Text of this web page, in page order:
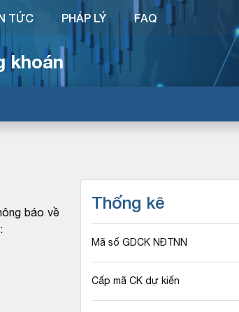
khoán
TỨC PHÁP LÝ FAQ
báo về
Thống kê
Mã số GDCK NĐTNN
Cấp mã CK dự kiến